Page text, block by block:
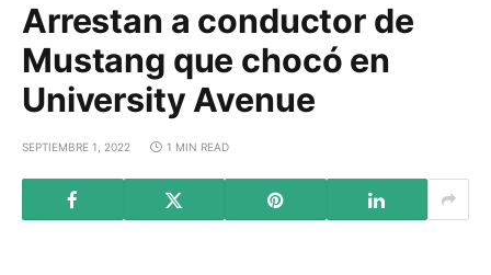
Arrestan a conductor de
Mustang que chocó en
University Avenue
SEPTIEMBRE 1, 2022 1 MIN READ